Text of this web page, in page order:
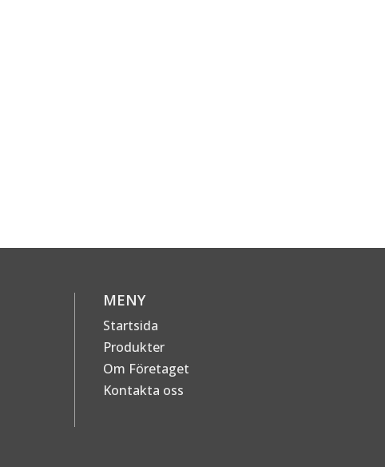
MENY
Startsida
Produkter
Om Företaget
Kontakta oss